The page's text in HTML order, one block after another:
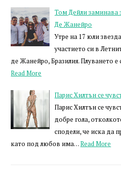
Том Дейли заминава
Де Жанейро
Утре на 17 юли
участието си в
де Жанейро, Бразилия. Плуването
Read More
Парис Хилтън се
Парис Хилтън се
добре гола,
сподели, че иска да
като под любов има…Read More